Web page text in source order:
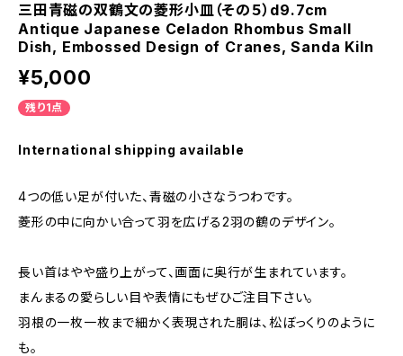
三田青磁の双鶴文の菱形小皿（その５）d9.7cm
Antique Japanese Celadon Rhombus Small
Dish, Embossed Design of Cranes, Sanda Kiln
¥5,000
残り1点
International shipping available
4つの低い足が付いた、青磁の小さなうつわです。
菱形の中に向かい合って羽を広げる2羽の鶴のデザイン。
長い首はやや盛り上がって、画面に奥行が生まれています。
まんまるの愛らしい目や表情にもぜひご注目下さい。
羽根の一枚一枚まで細かく表現された胴は、松ぼっくりのように
も。